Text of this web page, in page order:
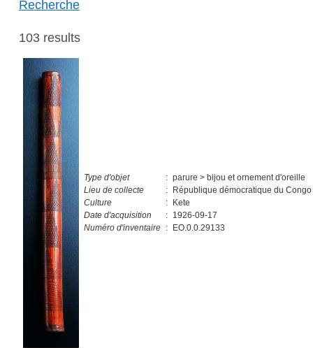
Recherche
103 results
Type d'objet : parure > bijou et ornement d'oreille
Lieu de collecte
: République démocratique du
Culture
: Kete
Date d'acquisition
: 1926-09-17
Numéro d'inventaire : EO.0.0.29133